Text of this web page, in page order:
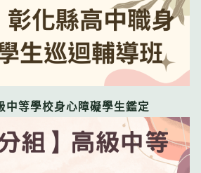
中等學校身心障礙學生鑑定